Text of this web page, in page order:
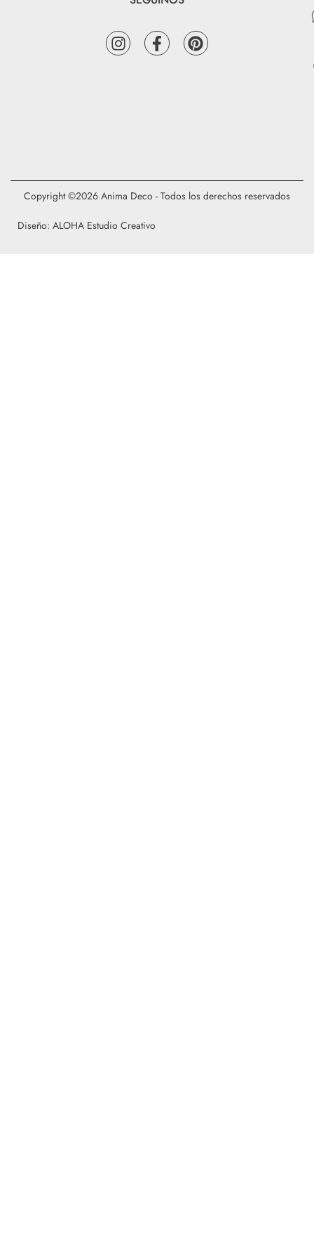
Diseño: ALOHA Estudio Creativo
Copyright ©2026 Anima Deco - Todos los derechos reservados